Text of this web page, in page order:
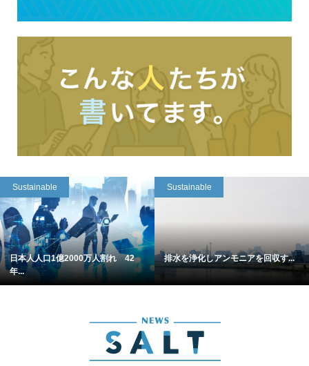
Sustainable
日本人人口1億2000万人割れ 42
年...
Sustainable
排水を浄化しアンモニアを回収す...